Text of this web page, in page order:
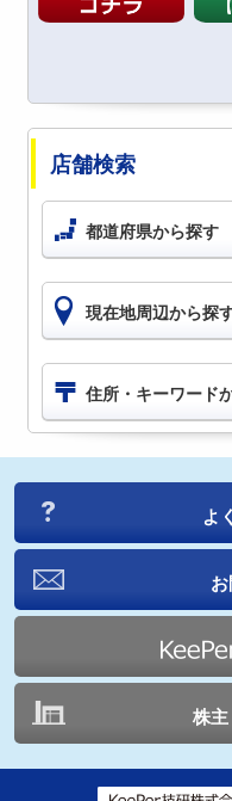
店舗検索
都道府県から探す
現在地周辺から探
住所・キーワード
よ
株主